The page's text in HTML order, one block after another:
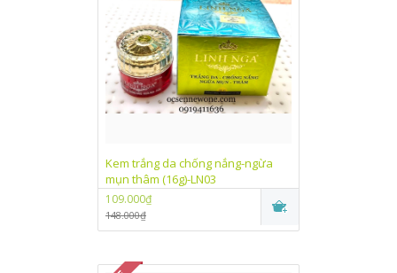
Kem trắng da chống nắng-ngừa
mụn thâm (16g)-LN03
109.000₫
148.000₫